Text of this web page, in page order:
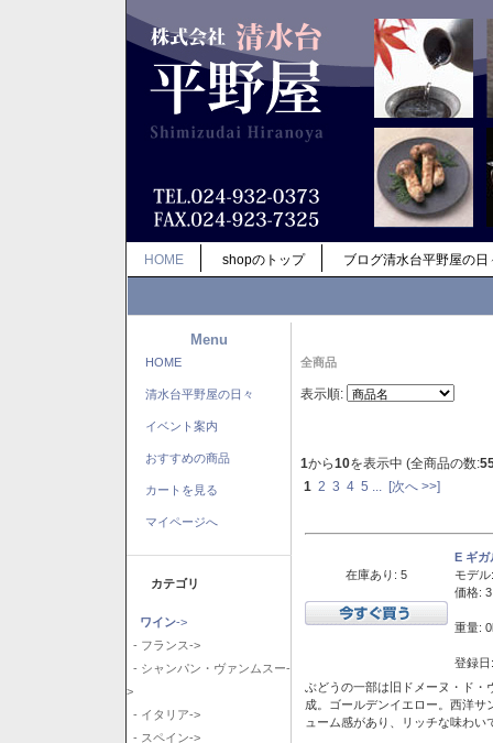
HOME shopのトップ ブログ清水台平野屋の日
Menu
HOME
清水台平野屋の日々
イベント案内
おすすめの商品
カートを見る
マイページへ
カテゴリ
ワイン->
- フランス->
- シャンパン・ヴァンムスー-
>
- イタリア->
- スペイン->
全商品
表示順:
1から10を表示中 (全商品の数:
1 2 3 4 5 [次へ >>]
在庫あり: 5
E ギ
モデル:
価格:
重量:
登録
ぶどうの一部は旧ドメーヌ・ド・
成。ゴールデンイエロー。西洋
ューム感があり、リッチな味わい